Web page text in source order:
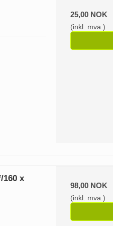
25,00 NOK
(inkl. mva.)
160 x
98,00 NOK
(inkl. mva.)